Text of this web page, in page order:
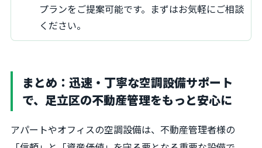
プランをご提案可能です。まずはお気軽にご相談
ください。
まとめ：迅速・丁寧な空調設備サポート
で、足立区の不動産管理をもっと安心に
アパートやオフィスの空調設備は、不動産管理者様の